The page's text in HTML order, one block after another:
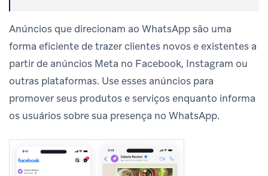
Anúncios que direcionam ao WhatsApp são uma
forma eficiente de trazer clientes novos e existentes a
partir de anúncios Meta no Facebook, Instagram ou
outras plataformas. Use esses anúncios para
promover seus produtos e serviços enquanto informa
os usuários sobre sua presença no WhatsApp.